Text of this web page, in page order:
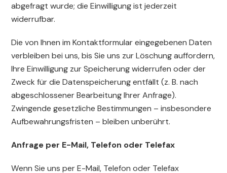
abgefragt wurde; die Einwilligung ist jederzeit
widerrufbar.
Die von Ihnen im Kontaktformular eingegebenen Daten
verbleiben bei uns, bis Sie uns zur Löschung auffordern,
Ihre Einwilligung zur Speicherung widerrufen oder der
Zweck für die Datenspeicherung entfällt (z. B. nach
abgeschlossener Bearbeitung Ihrer Anfrage).
Zwingende gesetzliche Bestimmungen – insbesondere
Aufbewahrungsfristen – bleiben unberührt.
Anfrage per E-Mail, Telefon oder Telefax
Wenn Sie uns per E-Mail, Telefon oder Telefax